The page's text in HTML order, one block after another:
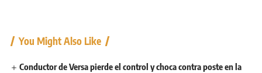
You Might Also Like
Conductor de Versa pierde el control y choca contra poste en la